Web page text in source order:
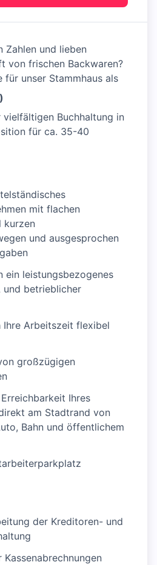
Zahlen und lieben
von frischen Backwaren?
für unser Stammhaus als
vielfältigen Buchhaltung in
für ca. 35-40
mit flachen
kurzen
und ausgesprochen
ein leistungsbezogenes
und betrieblicher
Ihre Arbeitszeit flexibel
großzügigen
Ihres
am Stadtrand von
Bahn und öffentlichem
der Kreditoren- und